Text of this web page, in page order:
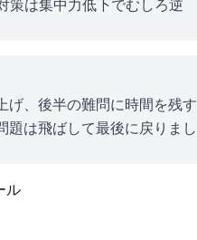
策は集中力低下でむしろ逆
げ、後半の難問に時間を残す
題は飛ばして最後に戻りまし
ル